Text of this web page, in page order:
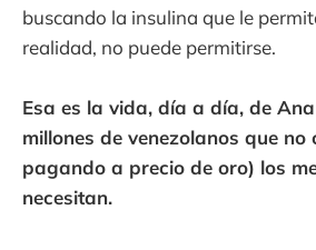
buscando la insulina que le
realidad, no puede permitirse.
Esa es la vida, día a día, de
millones de venezolanos que no
pagando a precio de oro) los
necesitan.